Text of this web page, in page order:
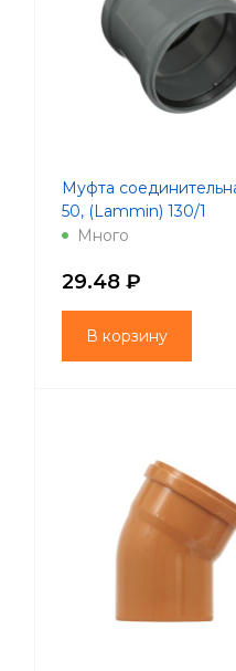
Муфта
50, (Lammin) 130/1
Много
29.48 ₽
В корзину